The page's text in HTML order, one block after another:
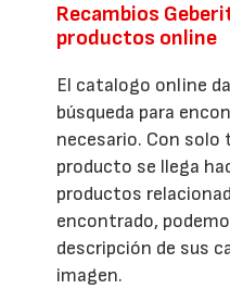
Recambios
productos online
El catalogo online
búsqueda para
necesario. Con solo
producto se llega
productos
encontrado,
descripción de sus
imagen.